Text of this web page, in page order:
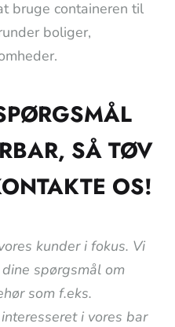
bruge containeren til
boliger,
SÅ TØV
OS!
kunder i fokus. Vi
spørgsmål om
som f.eks.
i vores bar